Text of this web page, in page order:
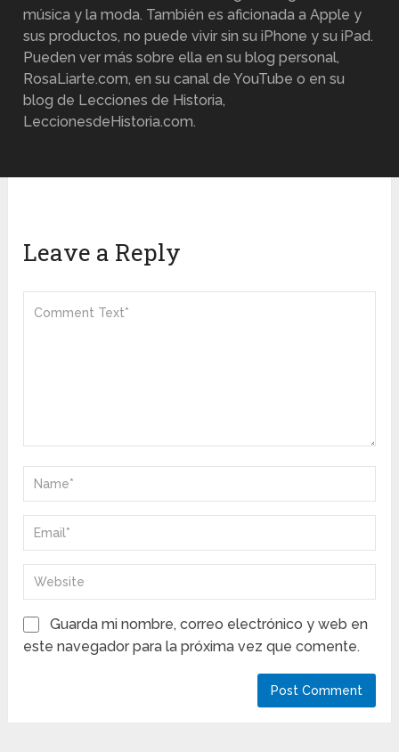
música y la moda. También es aficionada a Apple y
sus productos, no puede vivir sin su iPhone y su iPad.
Pueden ver más sobre ella en su blog personal,
RosaLiarte.com, en su canal de YouTube o en su
blog de Lecciones de Historia,
LeccionesdeHistoria.com.
Leave a Reply
Guarda mi nombre, correo electrónico y web en
este navegador para la próxima vez que comente.